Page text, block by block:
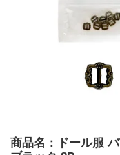
商品名：ドール服